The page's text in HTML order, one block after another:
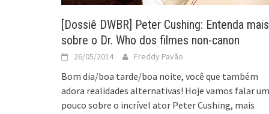
[Dossiê DWBR] Peter Cushing: Entenda mais
sobre o Dr. Who dos filmes non-canon
26/05/2014 Freddy Pavão
Bom dia/boa tarde/boa noite, você que também
adora realidades alternativas! Hoje vamos falar um
pouco sobre o incrível ator Peter Cushing, mais